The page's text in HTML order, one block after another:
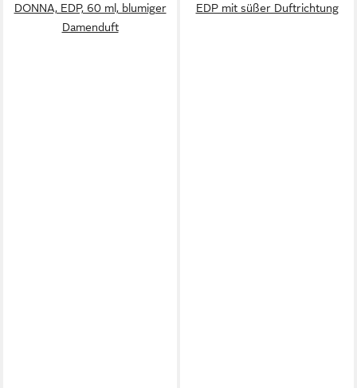
DONNA, EDP, 60 ml, blumiger
Damenduft
EDP mit süßer Duftrichtung